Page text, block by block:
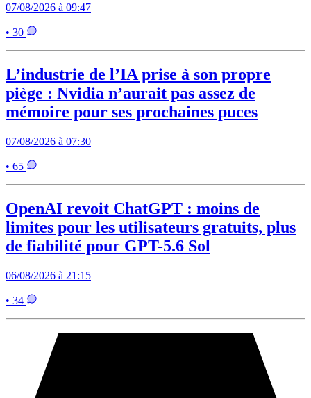
07/08/2026 à 09:47
• 30
L’industrie de l’IA prise à son propre
piège : Nvidia n’aurait pas assez de
mémoire pour ses prochaines puces
07/08/2026 à 07:30
• 65
OpenAI revoit ChatGPT : moins de
limites pour les utilisateurs gratuits, plus
de fiabilité pour GPT-5.6 Sol
06/08/2026 à 21:15
• 34